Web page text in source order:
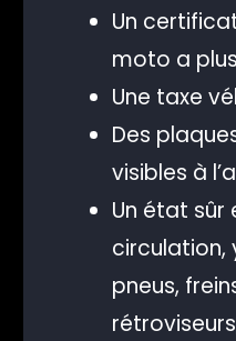
Un
moto a
Une taxe
Des
visibles à
Un état
circulation,
pneus,